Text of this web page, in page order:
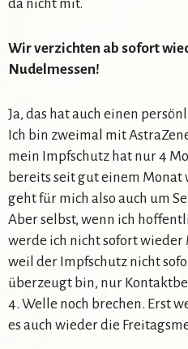
da nicht mit.
Wir verzichten ab sofort
Nudelmessen!
Ja, das hat auch einen
Ich bin zweimal mit
mein Impfschutz hat nur 4
bereits seit gut einem Monat
geht für mich also auch um
Aber selbst, wenn ich
werde ich nicht sofort wieder
weil der Impfschutz nicht
überzeugt bin, nur
4. Welle noch brechen. Erst
es auch wieder die